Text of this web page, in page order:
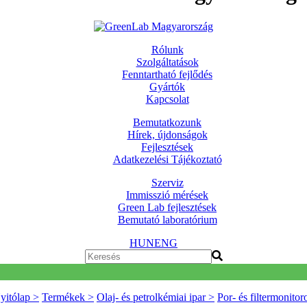
Rólunk
Szolgáltatások
Fenntartható fejlődés
Gyártók
Kapcsolat
Bemutatkozunk
Hírek, újdonságok
Fejlesztések
Adatkezelési Tájékoztató
Szerviz
Immisszió mérések
Green Lab fejlesztések
Bemutató laboratórium
HUNENG
> Termékek > Olaj- és petrolkémiai ipar > Por- és